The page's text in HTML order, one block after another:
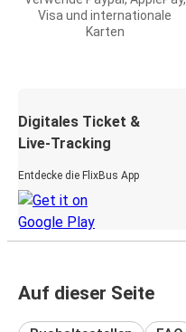
Visa und internationale
Karten
Digitales Ticket &
Live-Tracking
Entdecke die FlixBus App
Auf dieser Seite